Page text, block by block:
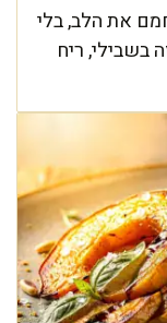
את הלב, בלי
בשבילי, ריח